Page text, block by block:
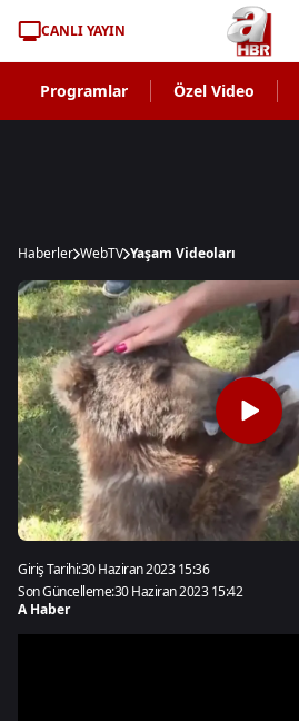
CANLI YAYIN
Programlar Özel Video
Haberler WebTV Yaşam Videoları
Giriş Tarihi:30 Haziran 2023 15:36
Son Güncelleme:30 Haziran 2023 15:42
A Haber